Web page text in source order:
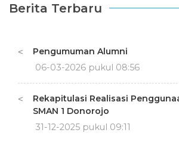
Berita Terbaru
<
Pengumuman Alumni
06-03-2026 pukul 08:56
<
Rekapitulasi Realisasi
SMAN 1 Donorojo
31-12-2025 pukul 09:11